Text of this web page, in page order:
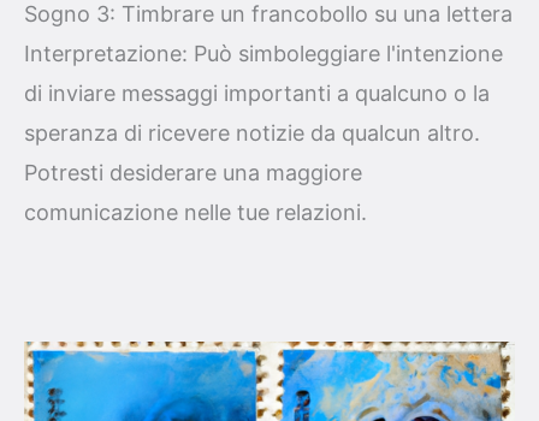
Sogno 3: Timbrare un francobollo su una lettera
Interpretazione: Può simboleggiare l'intenzione
di inviare messaggi importanti a qualcuno o la
speranza di ricevere notizie da qualcun altro.
Potresti desiderare una maggiore
comunicazione nelle tue relazioni.